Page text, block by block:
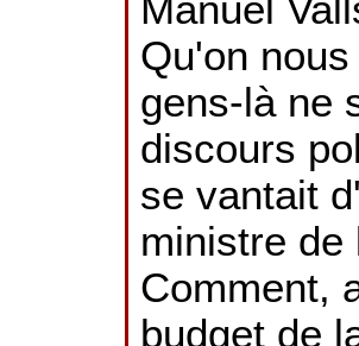
Qu'on
gens-là ne
discours
se vantait
ministre de
Comment,
budget de